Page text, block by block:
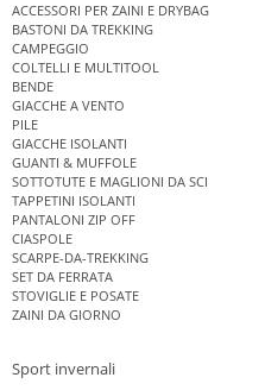
ACCESSORI PER ZAINI E DRYBAG
BASTONI DA TREKKING
CAMPEGGIO
COLTELLI E MULTITOOL
BENDE
GIACCHE A VENTO
PILE
GIACCHE ISOLANTI
GUANTI & MUFFOLE
SOTTOTUTE E MAGLIONI DA SCI
TAPPETINI ISOLANTI
PANTALONI ZIP OFF
CIASPOLE
SCARPE-DA-TREKKING
SET DA FERRATA
STOVIGLIE E POSATE
ZAINI DA GIORNO
Sport invernali